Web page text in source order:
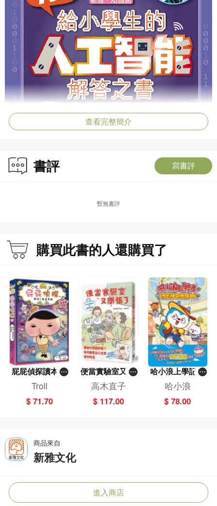
查看完整簡介
書評 寫書評
暫無書評
購買此書的人還購買了
屁屁偵探讀本(1
3)－－對決！怪
篇）
Troll
$ 71.70
便當實驗室又開
張了——日日和
特別日的菜單挑
戰記
高木直子
$ 117.00
哈小浪上學記(1
3)——逃出神奇
博物館
哈小浪
$ 78.00
商品來自
新雅文化
進入商店